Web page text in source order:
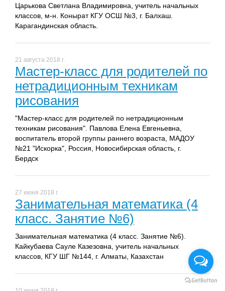
Царькова Светлана Владимировна, учитель начальных
классов, м-н. Конырат КГУ ОСШ №3, г. Балхаш.
Карагандинская область.
21 августа 2018 г.
Мастер-класс для родителей по
нетрадиционным техникам
рисования
"Мастер-класс для родителей по нетрадиционным
техникам рисования". Павлова Елена Евгеньевна,
воспитатель второй группы раннего возраста, МАДОУ
№21 "Искорка", Россия, Новосибирская область, г.
Бердск
27 июня 2018 г.
Занимательная математика (4
класс. Занятие №6)
Занимательная математика (4 класс. Занятие №6).
Кайкубаева Сауле Казезовна, учитель начальных
классов, КГУ ШГ №144, г. Алматы, Казахстан